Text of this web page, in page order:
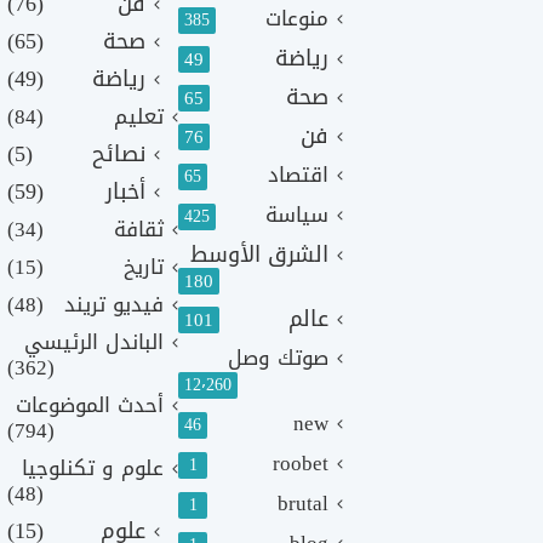
منوعات 385
رياضة 49
صحة 65
فن 76
اقتصاد 65
سياسة 425
الشرق الأوسط
180
عالم 101
صوتك وصل
12٬260
new
46
roobet
1
brutal
1
صحة
(65)
رياضة
(49)
تعليم (84)
نصائح
(5)
أخبار
(59)
ثقافة
(34)
تاريخ
(15)
فيديو تريند (48)
الباندل الرئيسي
(362)
أحدث الموضوعات
(794)
علوم و تكنلوجيا
(48)
علوم (15)